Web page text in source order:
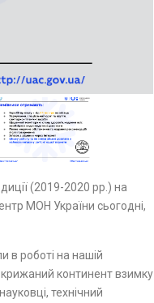
(2019-2020 рр.) на
МОН України сьогодні,
в роботі на нашій
континент взимку
технічний